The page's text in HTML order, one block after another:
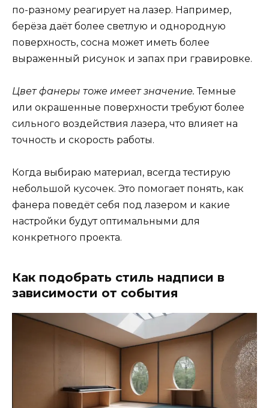
по-разному реагирует на лазер. Например,
берёза даёт более светлую и однородную
поверхность, сосна может иметь более
выраженный рисунок и запах при гравировке.
Цвет фанеры тоже имеет значение. Темные
или окрашенные поверхности требуют более
сильного воздействия лазера, что влияет на
точность и скорость работы.
Когда выбираю материал, всегда тестирую
небольшой кусочек. Это помогает понять, как
фанера поведёт себя под лазером и какие
настройки будут оптимальными для
конкретного проекта.
Как подобрать стиль надписи в
зависимости от события